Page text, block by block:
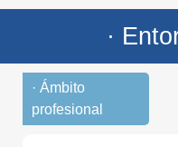
·
· Ámbito
profesional